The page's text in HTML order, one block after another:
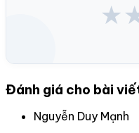
★
Đánh giá cho bài
Nguyễn Duy Mạnh